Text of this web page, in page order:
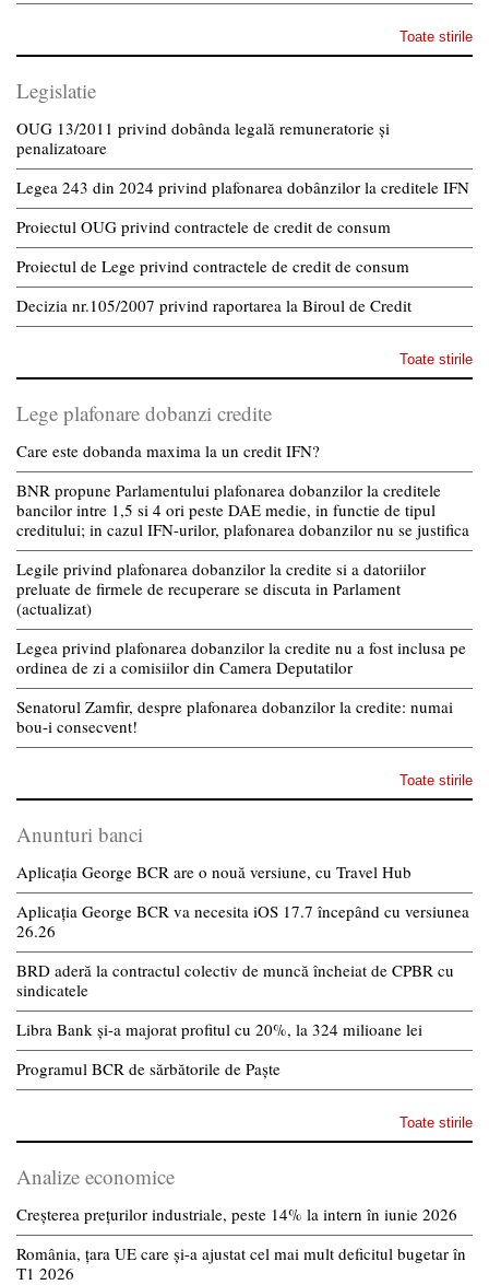
Toate stirile
Legislatie
OUG 13/2011 privind dobânda legală remuneratorie și
penalizatoare
Legea 243 din 2024 privind plafonarea dobânzilor la creditele IFN
Proiectul OUG privind contractele de credit de consum
Proiectul de Lege privind contractele de credit de consum
Decizia nr.105/2007 privind raportarea la Biroul de Credit
Toate stirile
Lege plafonare dobanzi credite
Care este dobanda maxima la un credit IFN?
BNR propune Parlamentului plafonarea dobanzilor la creditele
bancilor intre 1,5 si 4 ori peste DAE medie, in functie de tipul
creditului; in cazul IFN-urilor, plafonarea dobanzilor nu se justifica
Legile privind plafonarea dobanzilor la credite si a datoriilor
preluate de firmele de recuperare se discuta in Parlament
(actualizat)
Legea privind plafonarea dobanzilor la credite nu a fost inclusa pe
ordinea de zi a comisiilor din Camera Deputatilor
Senatorul Zamfir, despre plafonarea dobanzilor la credite: numai
bou-i consecvent!
Toate stirile
Anunturi banci
Aplicația George BCR are o nouă versiune, cu Travel Hub
Aplicația George BCR va necesita iOS 17.7 începând cu versiunea
26.26
BRD aderă la contractul colectiv de muncă încheiat de CPBR cu
sindicatele
Libra Bank și-a majorat profitul cu 20%, la 324 milioane lei
Programul BCR de sărbătorile de Paște
Toate stirile
Analize economice
Creșterea prețurilor industriale, peste 14% la intern în iunie 2026
România, țara UE care și-a ajustat cel mai mult deficitul bugetar în
T1 2026